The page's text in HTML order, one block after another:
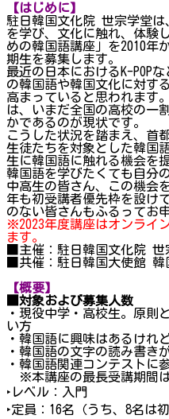
【はじめに】
駐日韓国文化院 世宗学堂
を学び、文化に触れ、体験
めの韓国語講座」を2010年
期生を募集します。
最近の日本におけるK-POP
の韓国語や韓国文化に対す
高まっていると思われます
は、いまだ全国の高校の一
かであるのが現状です。
こうした状況を踏まえ、首
生徒たちを対象とした韓国
生に韓国語に触れる機会を
韓国語を学びたくても自分
中高生の皆さん、この機会
年も初受講者優先枠を設け
のない皆さんもふるってお
※2023年度講座はオンライ
ます。
■主催：駐日韓国文化院 世
■共催：駐日韓国大使館 韓
【概要】
■対象および募集人数
・現役中学・高校生。原則
い方
・韓国語に興味はあるけれ
・韓国語の文字の読み書き
・韓国語関連コンテストに
※本講座の最長受講期間は
‣レベル：入門
‣定員：16名（うち、8名は